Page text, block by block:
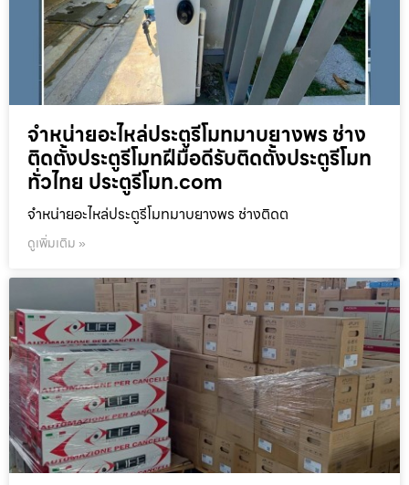
จำหน่ายอะไหล่ประตูรีโมทมาบยางพร ช่าง
ติดตั้งประตูรีโมทฝีมือดีรับติดตั้งประตูรีโมท
ทั่วไทย ประตูรีโมท.com
จำหน่ายอะไหล่ประตูรีโมทมาบยางพร ช่างติดต
ดูเพิ่มเติม »